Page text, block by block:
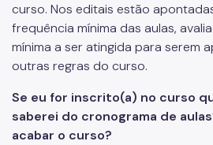
curso. Nos editais estão
frequência mínima das aulas,
mínima a ser atingida para serem
outras regras do curso.
Se eu for inscrito(a) no curso
saberei do cronograma de
acabar o curso?